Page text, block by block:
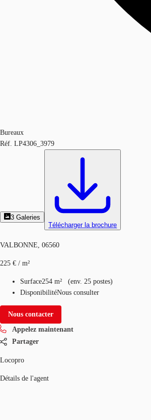
Bureaux
Réf. LP4306_3979
3 Galeries
Télécharger la brochure
VALBONNE, 06560
225 € / m²
Surface254 m² (env. 25 postes)
DisponibilitéNous consulter
Nous contacter
Appelez maintenant
Partager
Locopro
Détails de l'agent